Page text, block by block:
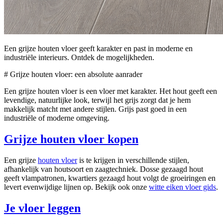
Een grijze houten vloer geeft karakter en past in moderne en
industriële interieurs. Ontdek de mogelijkheden.
# Grijze houten vloer: een absolute aanrader
Een grijze houten vloer is een vloer met karakter. Het hout geeft een
levendige, natuurlijke look, terwijl het grijs zorgt dat je hem
makkelijk matcht met andere stijlen. Grijs past goed in een
industriële of moderne omgeving.
Grijze houten vloer kopen
Een grijze houten vloeris te krijgen in verschillende stijlen,
afhankelijk van houtsoort en zaagtechniek. Dosse gezaagd hout
geeft vlampatronen, kwartiers gezaagd hout volgt de groeiringen en
levert evenwijdige lijnen op. Bekijk ook onze witte eiken vloer gids.
Je vloer leggen